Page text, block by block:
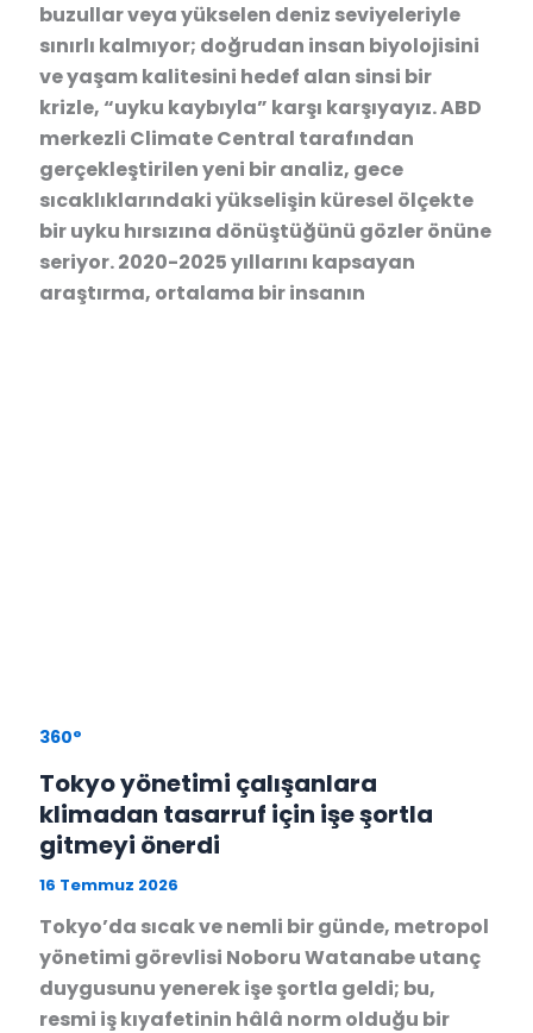
buzullar veya yükselen deniz seviyeleriyle
sınırlı kalmıyor; doğrudan insan biyolojisini
ve yaşam kalitesini hedef alan sinsi bir
krizle, “uyku kaybıyla” karşı karşıyayız. ABD
merkezli Climate Central tarafından
gerçekleştirilen yeni bir analiz, gece
sıcaklıklarındaki yükselişin küresel ölçekte
bir uyku hırsızına dönüştüğünü gözler önüne
seriyor. 2020-2025 yıllarını kapsayan
araştırma, ortalama bir insanın
360°
Tokyo yönetimi çalışanlara
klimadan tasarruf için işe şortla
gitmeyi önerdi
16 Temmuz 2026
Tokyo’da sıcak ve nemli bir günde, metropol
yönetimi görevlisi Noboru Watanabe utanç
duygusunu yenerek işe şortla geldi; bu,
resmi iş kıyafetinin hâlâ norm olduğu bir